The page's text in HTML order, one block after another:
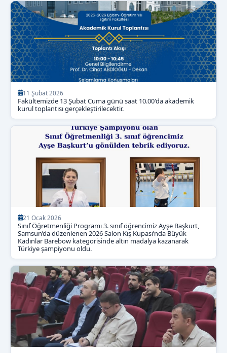
11 Şubat 2026
Fakültemizde 13 Şubat Cuma günü saat 10.00'da akademik
kurul toplantısı gerçekleştirilecektir.
21 Ocak 2026
Sınıf Öğretmenliği Programı 3. sınıf öğrencimiz Ayşe Başkurt,
Samsun’da düzenlenen 2026 Salon Kış Kupası’nda Büyük
Kadınlar Barebow kategorisinde altın madalya kazanarak
Türkiye şampiyonu oldu.